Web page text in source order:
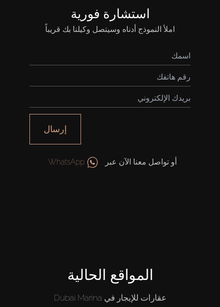
استشارة فورية
املأ النموذج أدناه وسيتصل وكيلنا بك قريباً
إرسال
أو تواصل معنا الآن عبر WhatsApp
المواقع الحالية
عقارات للإيجار في Dubai Marina